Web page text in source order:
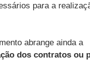
para a
abrange ainda a
dos contratos ou